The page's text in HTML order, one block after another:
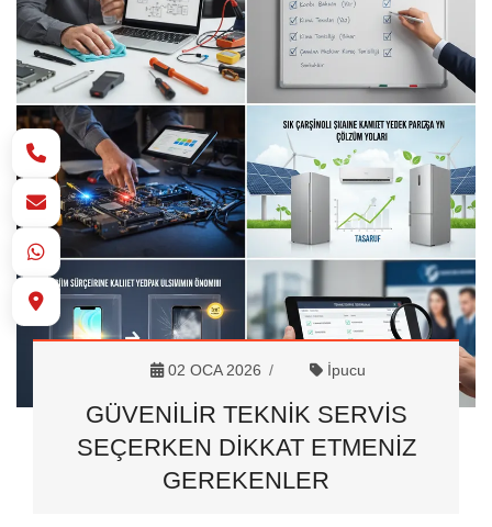
02 OCA 2026 İpucu
GÜVENILIR TEKNIK SERVIS
SEÇERKEN DIKKAT ETMENIZ
GEREKENLER